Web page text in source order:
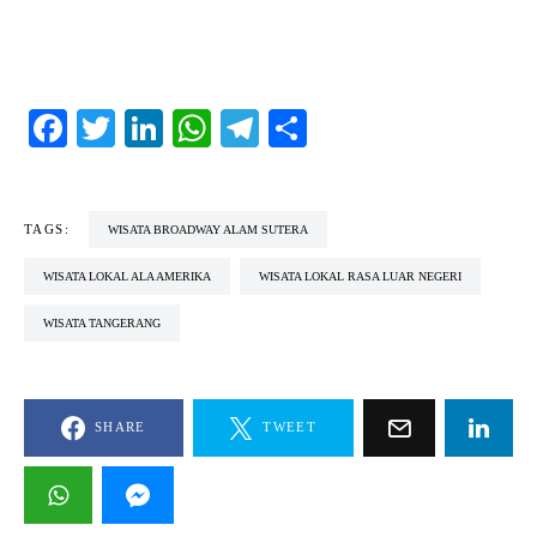
Facebook
TwitterLinkedIn
WhatsApp
Telegram
TAGS: WISATA BROADWAY ALAM SUTERA
WISATA LOKAL ALA AMERIKA WISATA LOKAL RASA LUAR NEGERI
WISATA TANGERANG
SHARE TWEET